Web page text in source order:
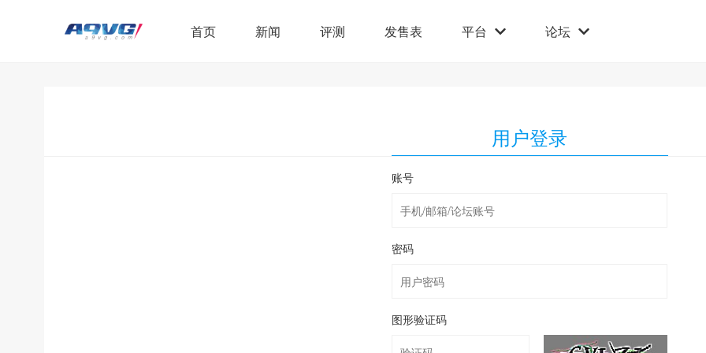
首页 新闻 评测 发售表 平台 论坛
用户登录
账号
密码
图形验证码